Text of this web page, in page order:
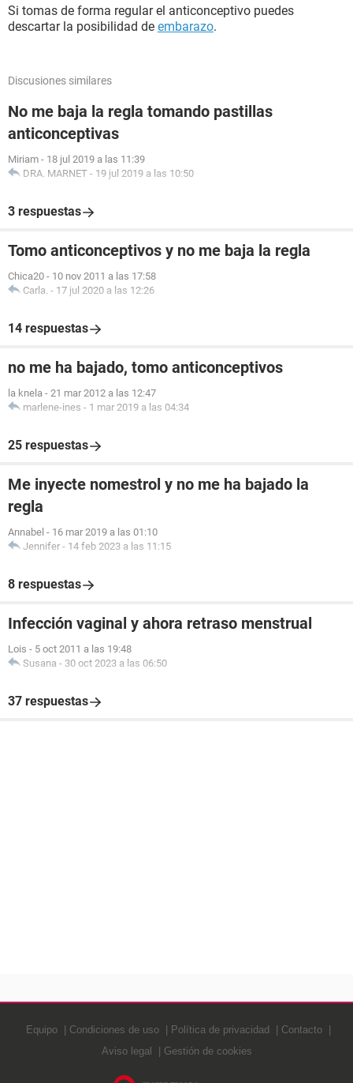
Si tomas de forma regular el anticonceptivo puedes
descartar la posibilidad de embarazo.
Discusiones similares
No me baja la regla tomando pastillas
anticonceptivas
Miriam - 18 jul 2019 a las 11:39
DRA. MARNET - 19 jul 2019 a las 10:50
3 respuestas
Tomo anticonceptivos y no me baja la regla
Chica20 - 10 nov 2011 a las 17:58
Carla. - 17 jul 2020 a las 12:26
14 respuestas
no me ha bajado, tomo anticonceptivos
la knela - 21 mar 2012 a las 12:47
marlene-ines - 1 mar 2019 a las 04:34
25 respuestas
Me inyecte nomestrol y no me ha bajado la
regla
Annabel - 16 mar 2019 a las 01:10
Jennifer - 14 feb 2023 a las 11:15
8 respuestas
Infección vaginal y ahora retraso menstrual
Lois - 5 oct 2011 a las 19:48
Susana - 30 oct 2023 a las 06:50
37 respuestas
Equipo Condiciones de uso Política de privacidad
Contacto
Aviso legal
Gestión de cookies